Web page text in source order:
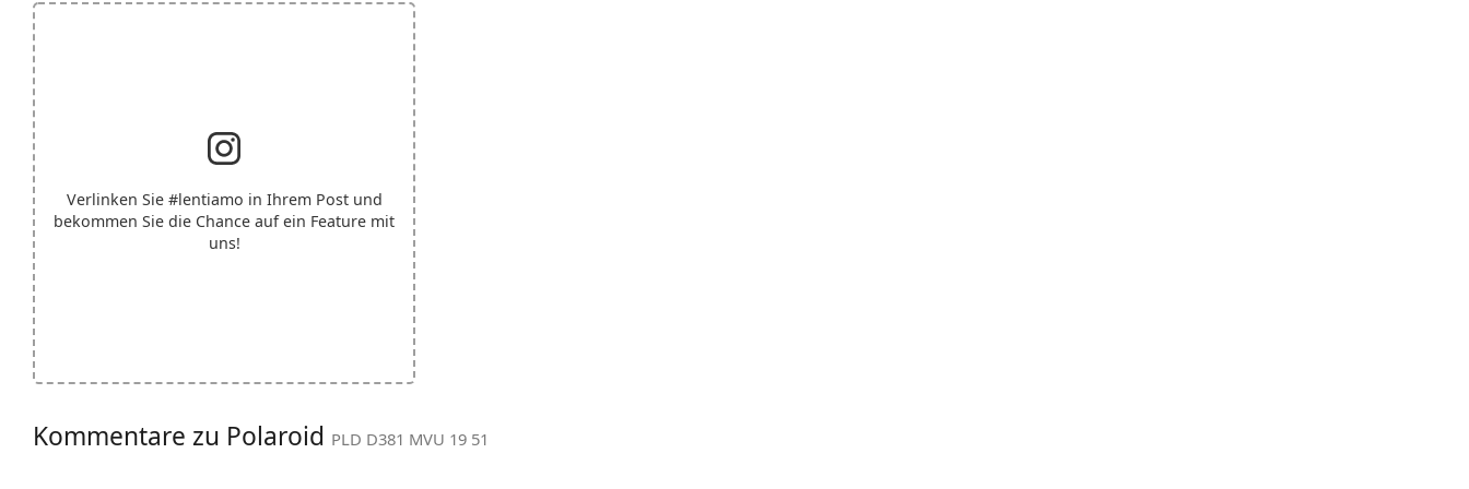
Verlinken Sie #lentiamo in Ihrem Post und
bekommen Sie die Chance auf ein Feature mit
uns!
Kommentare zu Polaroid PLD D381 MVU 19 51